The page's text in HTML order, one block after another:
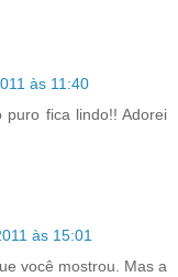
às 11:40
puro fica lindo!! Adorei
às 15:01
você mostrou. Mas a